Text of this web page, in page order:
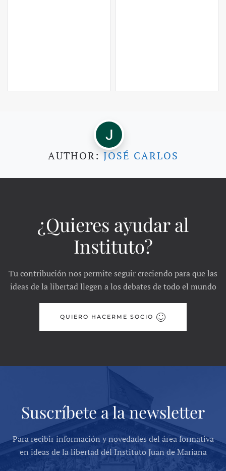
AUTHOR: JOSÉ CARLOS
¿Quieres ayudar al
Instituto?
Tu contribución nos permite seguir creciendo para que las
ideas de la libertad llegen a los debates de todo el mundo
QUIERO HACERME SOCIO
Suscríbete a la newsletter
Para recibir información y novedades del área formativa
en ideas de la libertad del Instituto Juan de Mariana